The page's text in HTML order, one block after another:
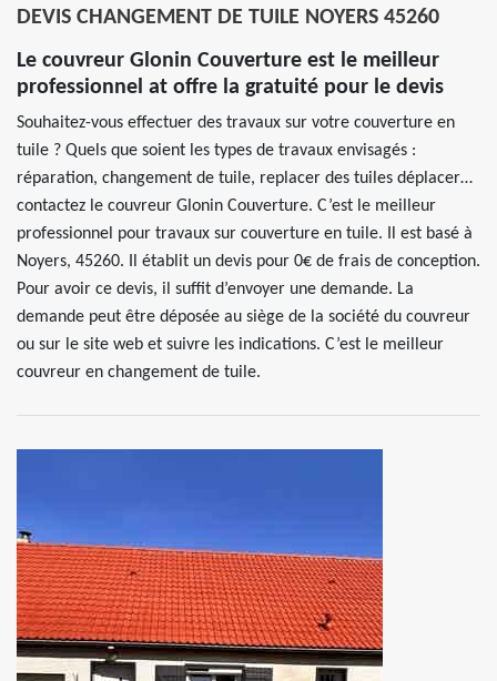
DEVIS CHANGEMENT DE TUILE NOYERS 45260
Le couvreur Glonin Couverture est le meilleur
professionnel at offre la gratuité pour le devis
Souhaitez-vous effectuer des travaux sur votre couverture en
tuile ? Quels que soient les types de travaux envisagés :
réparation, changement de tuile, replacer des tuiles déplacer…
contactez le couvreur Glonin Couverture. C’est le meilleur
professionnel pour travaux sur couverture en tuile. Il est basé à
Noyers, 45260. Il établit un devis pour 0€ de frais de conception.
Pour avoir ce devis, il suffit d’envoyer une demande. La
demande peut être déposée au siège de la société du couvreur
ou sur le site web et suivre les indications. C’est le meilleur
couvreur en changement de tuile.